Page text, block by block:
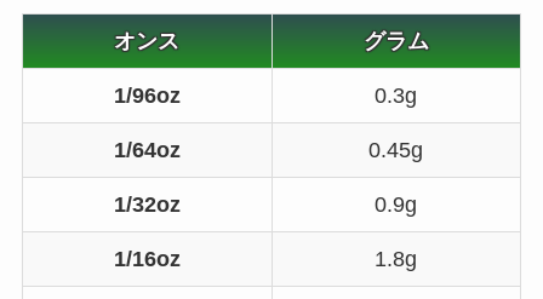
オンス グラム
1/96oz 0.3g
1/64oz 0.45g
1/32oz 0.9g
1/16oz 1.8g